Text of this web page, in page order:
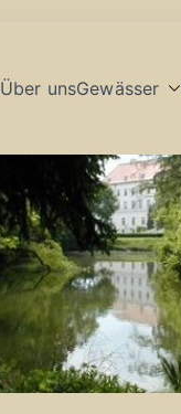
Über unsGewässer